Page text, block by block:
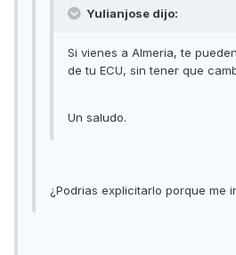
Yulianjose dijo:
Si vienes a Almeria, te
de tu ECU, sin tener que
Un saludo.
¿Podrias explicitarlo porque me